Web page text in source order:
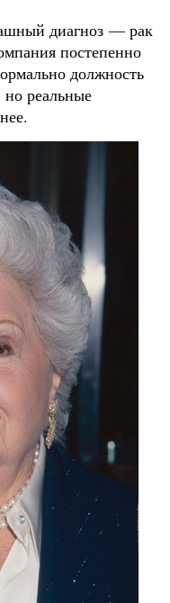
диагноз — рак
постепенно
должность
но реальные